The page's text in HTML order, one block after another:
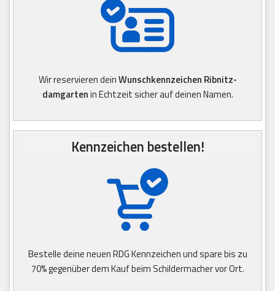
Wir reservieren deinWunschkennzeichen Ribnitz-
damgartenin Echtzeit sicher auf deinen Namen.
Kennzeichen bestellen!
Bestelle deine neuen RDG Kennzeichen und spare bis zu
70% gegenüber dem Kauf beim Schildermacher vor Ort.